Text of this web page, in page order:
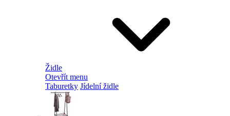
Židle
Otevřít menu
Taburetky Jídelní židle